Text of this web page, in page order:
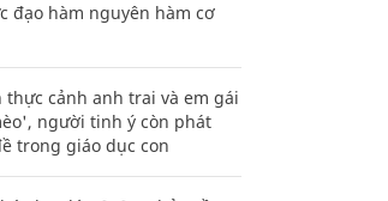
đạo hàm nguyên hàm cơ
thực cảnh anh trai và em gái
người tinh ý còn phát
trong giáo dục con